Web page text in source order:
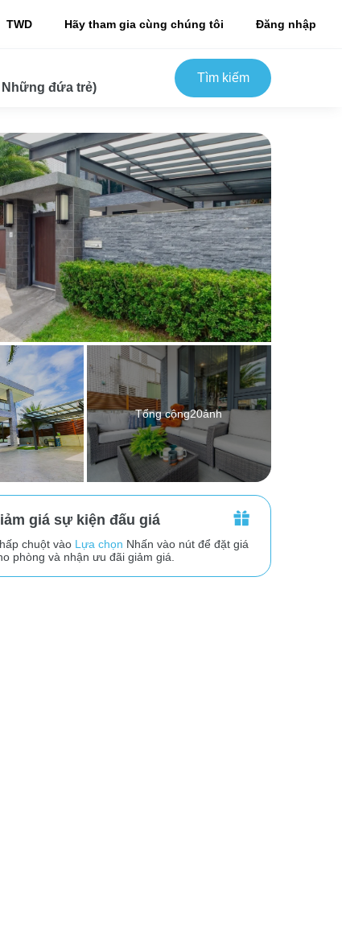
TWD Hãy tham gia cùng chúng tôi Đăng nhập
đứa trẻ)
Tìm kiếm
Tổng cộng20ảnh
giá sự kiện đấu giá
chuột vàoLựa chọn Nhấn vào nút để đặt giá
phòng và nhận ưu đãi giảm giá.